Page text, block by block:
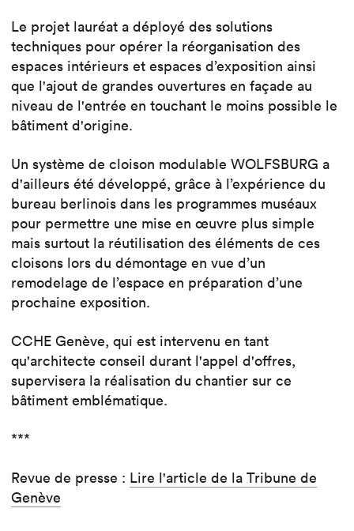
Le projet lauréat a déployé des solutions
techniques pour opérer la réorganisation des
espaces intérieurs et espaces d’exposition ainsi
que l'ajout de grandes ouvertures en façade au
niveau de l'entrée en touchant le moins possible le
bâtiment d'origine.
Un système de cloison modulable WOLFSBURG a
d'ailleurs été développé, grâce à l’expérience du
bureau berlinois dans les programmes muséaux
pour permettre une mise en œuvre plus simple
mais surtout la réutilisation des éléments de ces
cloisons lors du démontage en vue d’un
remodelage de l’espace en préparation d’une
prochaine exposition.
CCHE Genève, qui est intervenu en tant
qu'architecte conseil durant l'appel d'offres,
supervisera la réalisation du chantier sur ce
bâtiment emblématique.
***
Revue de presse : Lire l'article de la Tribune de
Genève